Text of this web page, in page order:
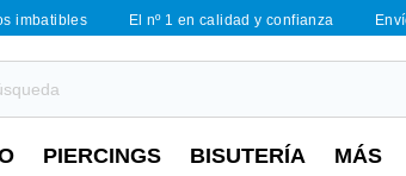
imbatibles El nº 1 en calidad y confianza
PIERCINGS BISUTERÍA MÁS